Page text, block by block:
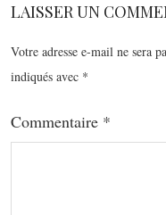
LAISSER UN
Votre adresse e-mail ne sera
indiqués avec *
Commentaire *